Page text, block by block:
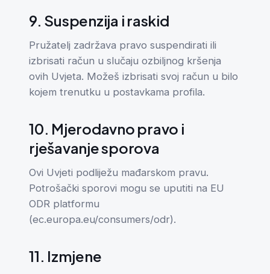
9. Suspenzija i raskid
Pružatelj zadržava pravo suspendirati ili
izbrisati račun u slučaju ozbiljnog kršenja
ovih Uvjeta. Možeš izbrisati svoj račun u bilo
kojem trenutku u postavkama profila.
10. Mjerodavno pravo i
rješavanje sporova
Ovi Uvjeti podliježu mađarskom pravu.
Potrošački sporovi mogu se uputiti na EU
ODR platformu
(ec.europa.eu/consumers/odr).
11. Izmjene